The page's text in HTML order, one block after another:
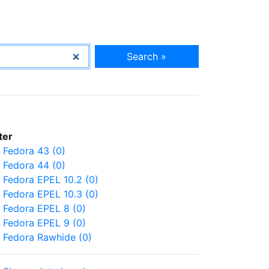
Search »
Fedora 43 (0)
Fedora 44 (0)
Fedora EPEL 10.2 (0)
Fedora EPEL 10.3 (0)
Fedora EPEL 8 (0)
Fedora EPEL 9 (0)
Fedora Rawhide (0)